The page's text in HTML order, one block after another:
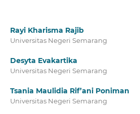
Rayi Kharisma Rajib
Universitas Negeri Semarang
Desyta Evakartika
Universitas Negeri Semarang
Tsania Maulidia Rif’ani Poniman
Universitas Negeri Semarang